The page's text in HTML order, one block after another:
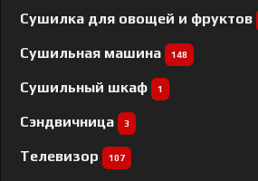
Сушилка для овощей и фруктов
Сушильная машина 148
Сушильный шкаф 1
Сэндвичница 3
Телевизор 107